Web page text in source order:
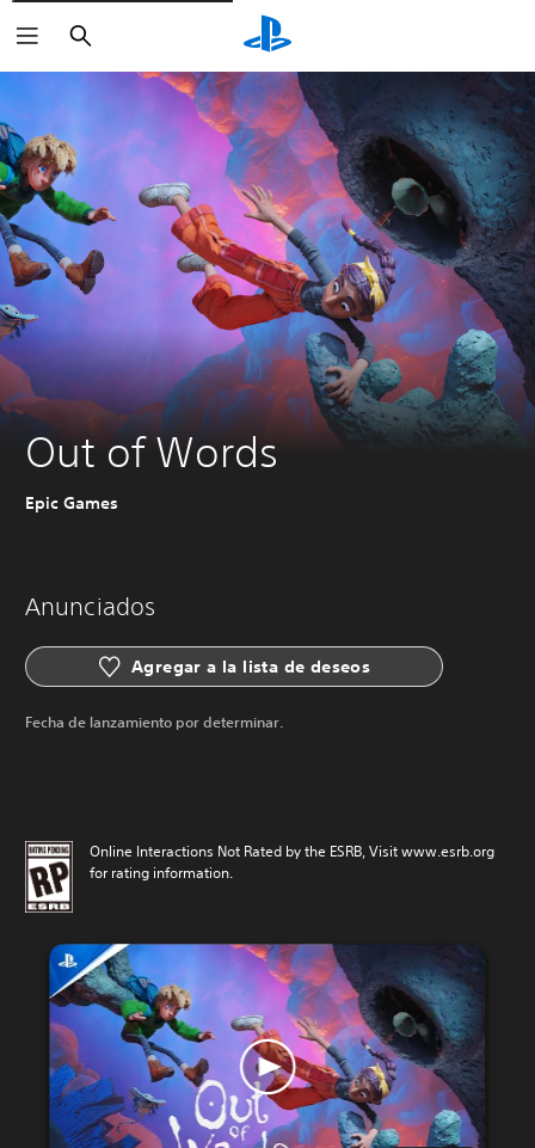
Buscar
Out of Words
Epic Games
Anunciados
Agregar a la lista de deseos
Fecha de lanzamiento por determinar.
Online Interactions Not Rated by the ESRB, Visit www.esrb.org
for rating information.